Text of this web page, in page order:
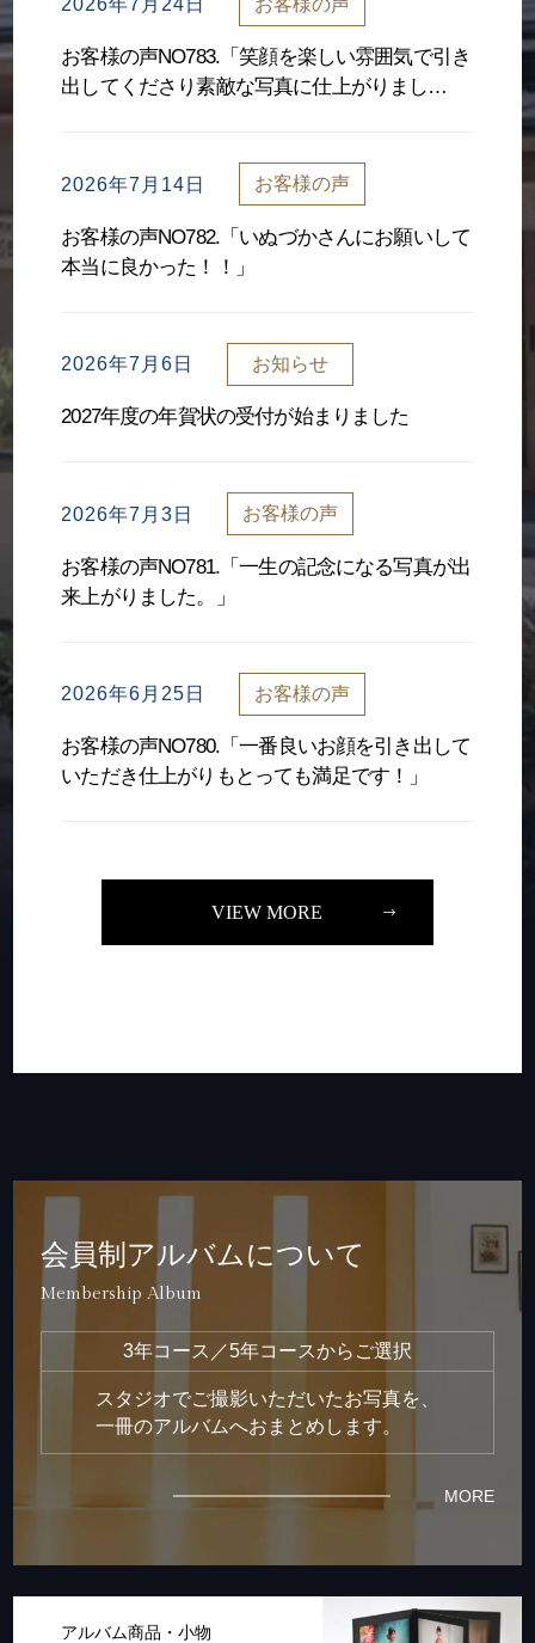
2026年7月24日
お客様の声NO783.「笑顔を楽しい雰囲気で引き
出してくださり素敵な写真に仕上がりまし
2026年7月14日 お客様の声
お客様の声NO782.「いぬづかさんにお願いして
本当に良かった！！」
2026年7月6日 お知らせ
2027年度の年賀状の受付が始まりました
2026年7月3日 お客様の声
お客様の声NO781.「一生の記念になる写真が出
来上がりました。」
2026年6月25日 お客様の声
お客様の声NO780.「一番良いお顔を引き出して
いただき仕上がりもとっても満足です！」
VIEW MORE
会員制アルバムについて
Membership Album
3年コース／5年コースからご選択
スタジオでご撮影いただいたお写真を、
一冊のアルバムへおまとめします。
MORE
アルバム商品・小物